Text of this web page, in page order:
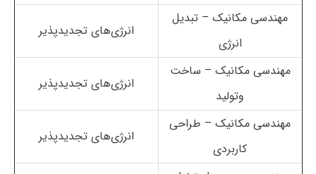
مهندسی مکانیک – تبدیل
انرژی
انرژی‌های تجدیدپذیر
مهندسی مکانیک – ساخت
وتولید
انرژی‌های تجدیدپذیر
مهندسی مکانیک – طراحی
کاربردی
انرژی‌های تجدیدپذیر